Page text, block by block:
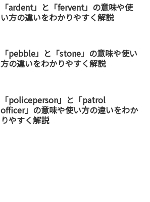
「ardent」と「fervent」の意味や使
い方の違いをわかりやすく解説
「pebble」と「stone」の意味や使い
方の違いをわかりやすく解説
「policeperson」と「patrol
officer」の意味や使い方の違いをわか
りやすく解説